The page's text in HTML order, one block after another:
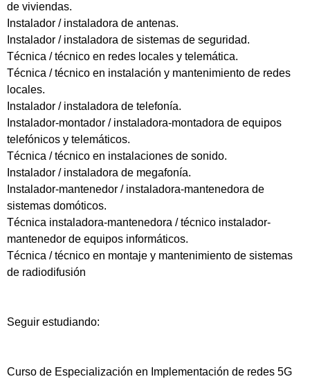
de viviendas.
Instalador / instaladora de antenas.
Instalador / instaladora de sistemas de seguridad.
Técnica / técnico en redes locales y telemática.
Técnica / técnico en instalación y mantenimiento de redes
locales.
Instalador / instaladora de telefonía.
Instalador-montador / instaladora-montadora de equipos
telefónicos y telemáticos.
Técnica / técnico en instalaciones de sonido.
Instalador / instaladora de megafonía.
Instalador-mantenedor / instaladora-mantenedora de
sistemas domóticos.
Técnica instaladora-mantenedora / técnico instalador-
mantenedor de equipos informáticos.
Técnica / técnico en montaje y mantenimiento de sistemas
de radiodifusión
Seguir estudiando:
Curso de Especialización en Implementación de redes 5G